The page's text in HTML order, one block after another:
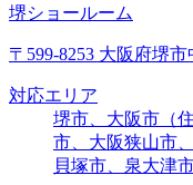
堺ショールーム
〒599-8253 大阪府堺
対応エリア
堺市、大阪市（
市、大阪狭山市
貝塚市、泉大津